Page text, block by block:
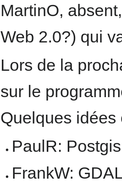
MartinO,
Web 2.0?) qui
Lors de la
sur le
Quelques
PaulR:
FrankW: